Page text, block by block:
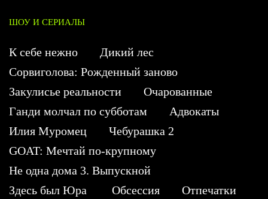
ШОУ И СЕРИАЛЫ
К себе нежно
Дикий лес
Сорвиголова: Рожденный заново
Закулисье реальности
Очарованные
Ганди молчал по субботам
Адвокаты
Илия Муромец
Чебурашка 2
GOAT: Мечтай по-крупному
Не одна дома 3. Выпускной
Здесь был Юра
Обсессия
Отпечатки